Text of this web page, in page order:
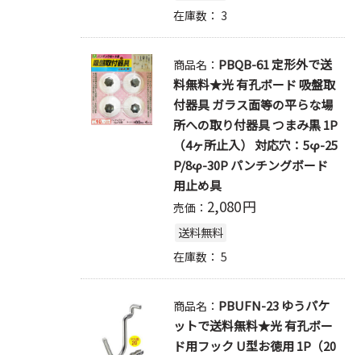
在庫数： 3
商品名： PBQB-61 定形外で送
料無料★光 有孔ボード 吸盤取
付器具 ガラス面等の平らな場
所への取り付器具 つまみ黒 1P
（4ヶ所止入） 対応穴：5φ-25
P/8φ-30P パンチングボード
用止め具
売価： 2,080円
送料無料
在庫数： 5
商品名： PBUFN-23 ゆうパケ
ットで送料無料★光 有孔ボー
ド用フック U型お徳用 1P（20